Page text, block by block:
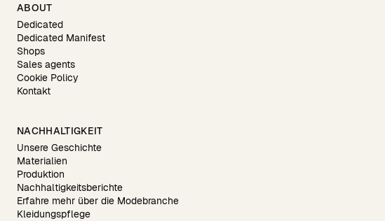
ABOUT
Dedicated
Dedicated Manifest
Shops
Sales agents
Cookie Policy
Kontakt
NACHHALTIGKEIT
Unsere Geschichte
Materialien
Produktion
Nachhaltigkeitsberichte
Erfahre mehr über die Modebranche
Kleidungspflege